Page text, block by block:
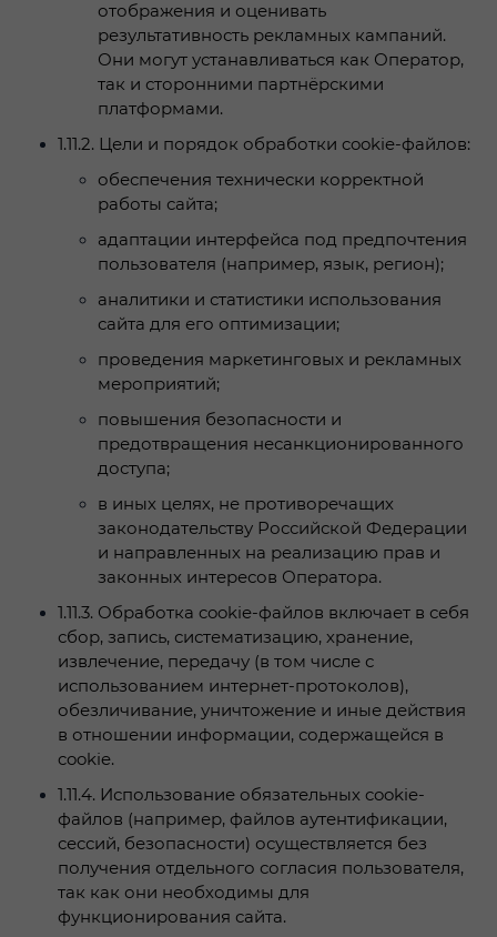
отображения и оценивать
результативность рекламных кампаний.
Они могут устанавливаться как Оператор,
так и сторонними партнёрскими
платформами.
1.11.2. Цели и порядок обработки cookie-файлов:
обеспечения технически корректной
работы сайта;
адаптации интерфейса под предпочтения
пользователя (например, язык, регион);
аналитики и статистики использования
сайта для его оптимизации;
проведения маркетинговых и рекламных
мероприятий;
повышения безопасности и
предотвращения несанкционированного
доступа;
в иных целях, не противоречащих
законодательству Российской Федерации
и направленных на реализацию прав и
законных интересов Оператора.
1.11.3. Обработка cookie-файлов включает в себя
сбор, запись, систематизацию, хранение,
извлечение, передачу (в том числе с
использованием интернет-протоколов),
обезличивание, уничтожение и иные действия
в отношении информации, содержащейся в
cookie.
1.11.4. Использование обязательных cookie-
файлов (например, файлов аутентификации,
сессий, безопасности) осуществляется без
получения отдельного согласия пользователя,
так как они необходимы для
функционирования сайта.